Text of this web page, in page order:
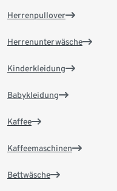
Herrenpullover
Herrenunterwäsche
Kinderkleidung
Babykleidung
Kaffee
Kaffeemaschinen
Bettwäsche